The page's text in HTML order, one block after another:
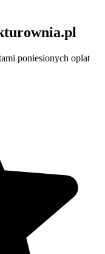
poniesionych oplat